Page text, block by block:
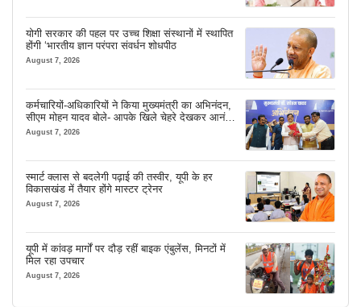
योगी सरकार की पहल पर उच्च शिक्षा संस्थानों में स्थापित
होंगी ‘भारतीय ज्ञान परंपरा संवर्धन शोधपीठ
August 7, 2026
कर्मचारियों-अधिकारियों ने किया मुख्यमंत्री का अभिनंदन,
सीएम मोहन यादव बोले- आपके खिले चेहरे देखकर आनंद
आता है
August 7, 2026
स्मार्ट क्लास से बदलेगी पढ़ाई की तस्वीर, यूपी के हर
विकासखंड में तैयार होंगे मास्टर ट्रेनर
August 7, 2026
यूपी में कांवड़ मार्गों पर दौड़ रहीं बाइक एंबुलेंस, मिनटों में
मिल रहा उपचार
August 7, 2026